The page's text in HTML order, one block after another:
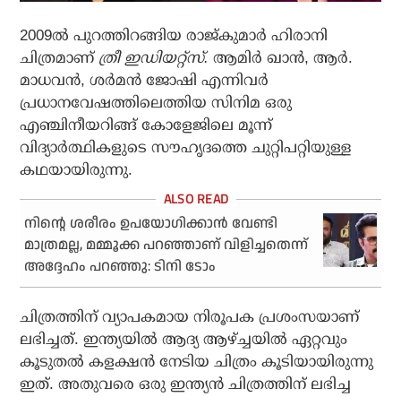
2009ല്‍ പുറത്തിറങ്ങിയ രാജ്കുമാര്‍ ഹിരാനി
ചിത്രമാണ്ത്രീ ഇഡിയറ്റ്സ്. ആമിര്‍ ഖാന്‍, ആര്‍.
മാധവന്‍, ശര്‍മന്‍ ജോഷി എന്നിവര്‍
പ്രധാനവേഷത്തിലെത്തിയ സിനിമ ഒരു
എഞ്ചിനീയറിങ്ങ് കോളേജിലെ മൂന്ന്
വിദ്യാര്‍ത്ഥികളുടെ സൗഹൃദത്തെ ചുറ്റിപറ്റിയുള്ള
കഥയായിരുന്നു.
നിന്റെ ശരീരം ഉപയോഗിക്കാന്‍ വേണ്ടി
മാത്രമല്ല, മമ്മൂക്ക പറഞ്ഞാണ് വിളിച്ചതെന്ന്
അദ്ദേഹം പറഞ്ഞു: ടിനി ടോം
ചിത്രത്തിന് വ്യാപകമായ നിരൂപക പ്രശംസയാണ്
ലഭിച്ചത്. ഇന്ത്യയില്‍ ആദ്യ ആഴ്ച്ചയില്‍ ഏറ്റവും
കൂടുതല്‍ കളക്ഷന്‍ നേടിയ ചിത്രം കൂടിയായിരുന്നു
ഇത്. അതുവരെ ഒരു ഇന്ത്യന്‍ ചിത്രത്തിന് ലഭിച്ച